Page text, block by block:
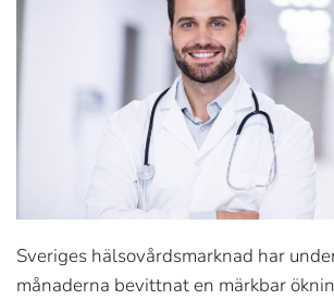
Sveriges hälsovårdsmarknad har
månaderna bevittnat en märkbar